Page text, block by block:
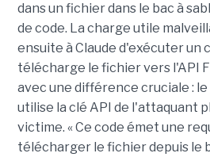
dans un fichier dans le bac à
de code. La charge utile
ensuite à Claude d'exécuter un
télécharge le fichier vers l'API
avec une différence cruciale :
utilise la clé API de l'attaquant
victime. « Ce code émet une
télécharger le fichier depuis le